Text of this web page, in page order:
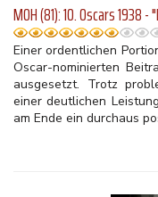
MOH (81): 10. Oscars 1938
Einer ordentlichen
Oscar-nominierten
ausgesetzt. Trotz
einer deutlichen
am Ende ein durchaus